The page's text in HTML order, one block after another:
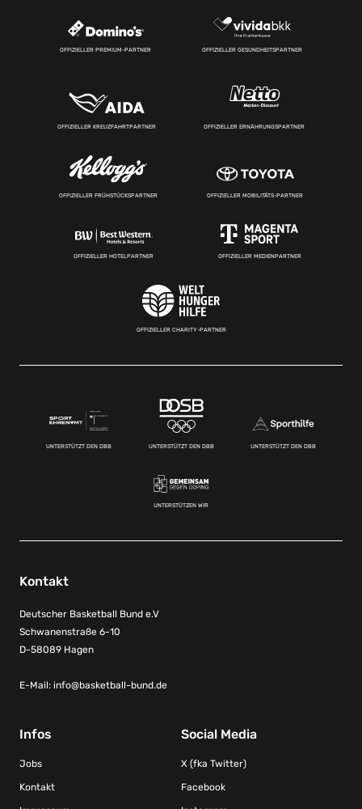
OFFIZIELLER PREMIUM-PARTNER OFFIZIELLER GESUNDHEITSPARTNER
OFFIZIELLER KREUZFAHRTPARTNER OFFIZIELLER ERNÄHRUNGSPARTNER
OFFIZIELLER FRÜHSTÜCKSPARTNER OFFIZIELLER MOBILITÄTS-PARTNER
OFFIZIELLER HOTELPARTNER OFFIZIELLER MEDIENPARTNER
OFFIZIELLER CHARITY-PARTNER
UNTERSTÜTZT DEN DBB UNTERSTÜTZT DEN DBB UNTERSTÜTZT DEN DBB
UNTERSTÜTZEN WIR
Kontakt
Deutscher Basketball Bund e.V
Schwanenstraße 6-10
D-58089 Hagen
E-Mail: info@basketball-bund.de
Infos
Jobs
Kontakt
Social Media
X (fka Twitter)
Facebook